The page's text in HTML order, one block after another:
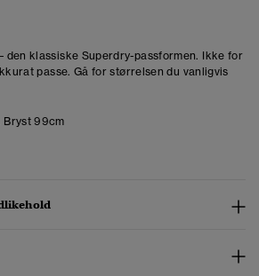
den klassiske Superdry-passformen. Ikke for
passe. Gå for størrelsen du vanligvis
Bryst 99cm